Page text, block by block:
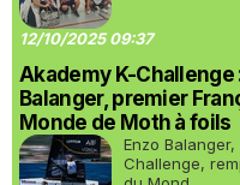
12/10/2025 09:37
Akademy K-Challenge
Balanger, premier
Monde de Moth à foils
Enzo Balanger,
Challenge,